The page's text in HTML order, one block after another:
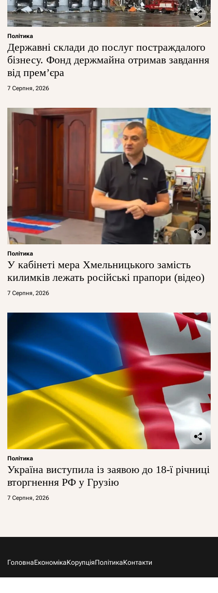
Політика
Державні склади до послуг постраждалого
бізнесу. Фонд держмайна отримав завдання
від прем’єра
7 Серпня, 2026
Політика
У кабінеті мера Хмельницького замість
килимків лежать російські прапори (відео)
7 Серпня, 2026
Політика
Україна виступила із заявою до 18-ї річниці
вторгнення РФ у Грузію
7 Серпня, 2026
ГоловнаЕкономікаКорупціяПолітикаКонтакти